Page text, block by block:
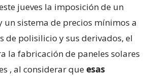
jueves la imposición de un
un sistema de precios mínimos a
de polisilicio y sus derivados, el
la fabricación de paneles solares
, al considerar que esas